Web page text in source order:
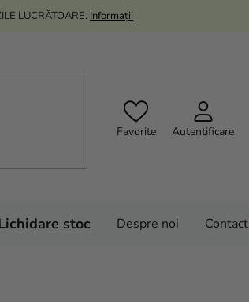
LUCRĂTOARE. Informații
Favorite Autentificare
stoc Despre noi Contact